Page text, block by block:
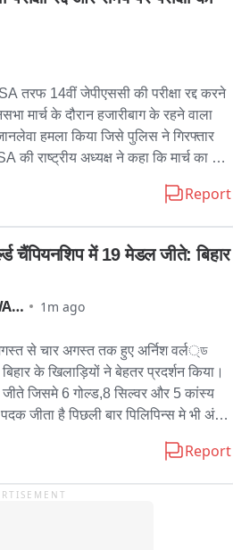
तरफ 14वीं जेपीएससी की परीक्षा रद्द करने
मार्च के दौरान हजारीबाग के रहने वाला
हमला किया जिसे पुलिस ने गिरफ्तार
राष्ट्रीय अध्यक्ष ने कहा कि मार्च का मुद्दा
जाए उसके साथ समय पर परीक्षा हो उस
को लेकर हम लोग विधानसभा घेराव मार्च
भावे यूनिवर्सिटी के BA ऑनर्स के छात्र ने
पता चला कि स्याही फेंकने वाला व्यक्ति
जय श्री राम का नारा लगाया गया
है जिसकी वजह से हमारे ऊपर स्याही फेंका
के आंदोलन का समर्थन करना चाहिए मार्च में
क्या कार्रवाई करेगी इसकी भी जानकारी
वाले विधानसभा मार्च में AISA का समर्थन
Report
चैंपियनशिप में 19 मेडल जीते: बिहार
PRINCE KUMAR KUSHWAHA 1m ago
से चार अगस्त तक हुए अर्निश वर्ल্ড
के खिलाड़ियों ने बेहतर प्रदर्शन किया।
जिसमे 6 गोल्ड,8 सिल्वर और 5 कांस्य
जीता है पिछली बार पिलिपिन्स मे भी अंशु
कई देशों के खिलाड़ियों को मात देते हुये कुल
Report